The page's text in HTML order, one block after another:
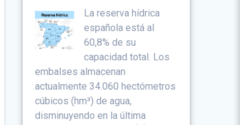
La reserva hídrica
española está al
60,8% de su
capacidad total. Los
embalses almacenan
actualmente 34.060 hectómetros
cúbicos (hm³) de agua,
disminuyendo en la última